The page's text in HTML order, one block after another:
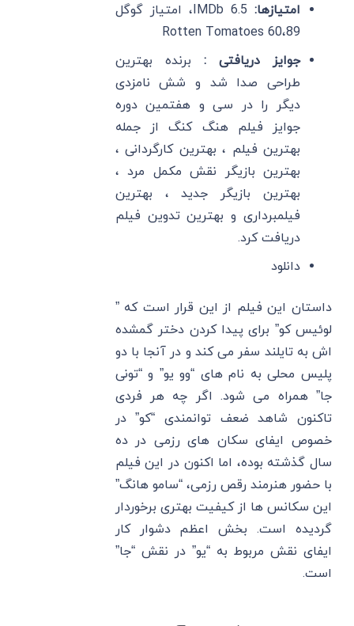
امتیازها:
IMDb 6.5، امتیاز گوگل
89،Rotten Tomatoes 60
جوایز دریافتی : برنده بهترین
طراحی صدا شد و شش نامزدی
دیگر را در سی و هفتمین دوره
جوایز فیلم هنگ کنگ از جمله
بهترین فیلم ، بهترین کارگردانی ،
بهترین بازیگر نقش مکمل مرد ،
بهترین بازیگر جدید ، بهترین
فیلمبرداری و بهترین تدوین فیلم
دریافت کرد.
دانلود
داستان این فیلم از این قرار است که ”
لوئیس کو” برای پیدا کردن دختر گمشده
اش به تایلند سفر می کند و در آنجا با دو
پلیس محلی به نام های “وو یو” و “تونی
جا” همراه می شود. اگر چه هر فردی
تاکنون شاهد ضعف توانمندی “کو” در
خصوص ایفای سکان های رزمی در ده
سال گذشته بوده، اما اکنون در این فیلم
با حضور هنرمند رقص رزمی، “سامو هانگ”
این سکانس ها از کیفیت بهتری برخوردار
گردیده است. بخش اعظم دشوار کار
ایفای نقش مربوط به “یو” در نقش “جا”
است.